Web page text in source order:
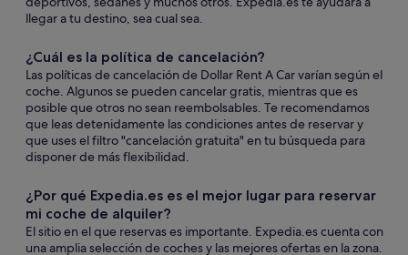
llegar a tu destino, sea cual sea.
¿Cuál es la política de cancelación?
Las políticas de cancelación de Dollar Rent A Car varían según el
coche. Algunos se pueden cancelar gratis, mientras que es
posible que otros no sean reembolsables. Te recomendamos
que leas detenidamente las condiciones antes de reservar y
que uses el filtro "cancelación gratuita" en tu búsqueda para
disponer de más flexibilidad.
¿Por qué Expedia.es es el mejor lugar para reservar
mi coche de alquiler?
El sitio en el que reservas es importante. Expedia.es cuenta con
una amplia selección de coches y las mejores ofertas en la zona.